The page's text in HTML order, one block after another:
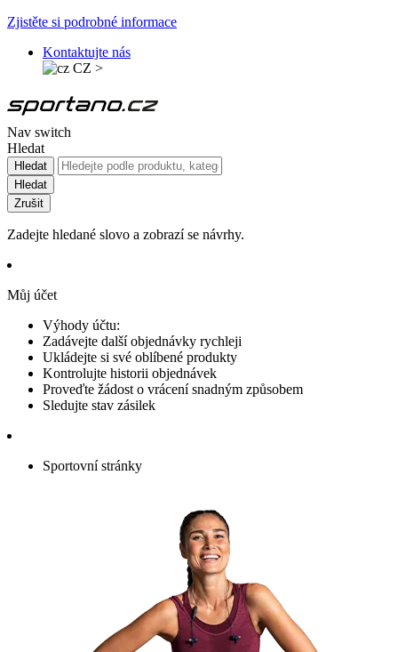
Zjistěte si podrobné informace
Kontaktujte nás
CZ >
Nav switch
Hledat
Hledat
Hledat
Zrušit
Zadejte hledané slovo a zobrazí se návrhy.
Můj účet
Výhody účtu:
Zadávejte další objednávky rychleji
Ukládejte si své oblíbené produkty
Kontrolujte historii objednávek
Proveďte žádost o vrácení snadným způsobem
Sledujte stav zásilek
Sportovní stránky